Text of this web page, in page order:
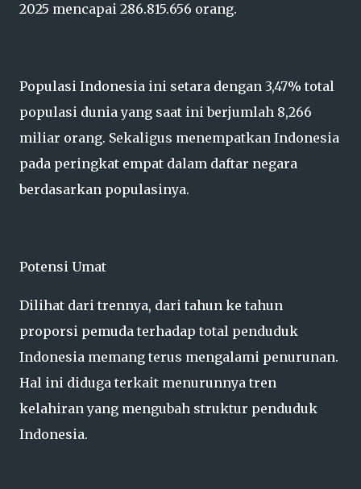
2025 mencapai 286.815.656 orang.
Populasi Indonesia ini setara dengan 3,47% total
populasi dunia yang saat ini berjumlah 8,266
miliar orang. Sekaligus menempatkan Indonesia
pada peringkat empat dalam daftar negara
berdasarkan populasinya.
Potensi Umat
Dilihat dari trennya, dari tahun ke tahun
proporsi pemuda terhadap total penduduk
Indonesia memang terus mengalami penurunan.
Hal ini diduga terkait menurunnya tren
kelahiran yang mengubah struktur penduduk
Indonesia.